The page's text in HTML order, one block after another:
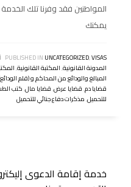
المواطنين فقد وفرنا تلك
يمكنك
PUBLISHED IN UNCATEGORIZED,VISAS
المدونة القانونية,المكتبة القانونية,
المبالغ والودائع من المحاكم و (قلم
قضايا دم,قضايا عرض,قضايا مال,كتب
للتحميل,مذكرات دفاع جنائي للتحميل
خدمة إقامة الدعوى